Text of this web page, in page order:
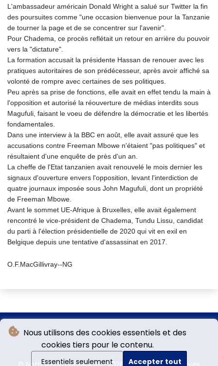
Nous utilisons des cookies essentiels et des
cookies tiers pour le contenu.
Essentiels seulement Accepter tout
L'ambassadeur américain Donald Wright a salué sur Twitter la fin
des poursuites comme "une occasion bienvenue pour la Tanzanie
de tourner la page et de se concentrer sur l'avenir".
Pour Chadema, ce procès reflétait un retour en arrière du pouvoir
vers la "dictature".
La formation accusait la présidente Hassan de renouer avec les
pratiques autoritaires de son prédécesseur, après avoir affiché sa
volonté de rompre avec certaines de ses politiques.
Peu après sa prise de fonctions, elle avait en effet tendu la main à
l'opposition et autorisé la réouverture de médias interdits sous
Magufuli, faisant le voeu de défendre la démocratie et les libertés
fondamentales.
Dans une interview à la BBC en août, elle avait assuré que les
accusations contre Freeman Mbowe n'étaient "pas politiques" et
résultaient d'une enquête de près d'un an.
La cheffe de l'Etat tanzanien avait renouvelé le mois dernier les
signaux d'ouverture envers l'opposition, levant l'interdiction de
quatre journaux imposée sous John Magufuli, dont un propriété
de Freeman Mbowe.
Avant le sommet UE-Afrique à Bruxelles, elle avait également
rencontré le vice-président de Chadema, Tundu Lissu, candidat
du parti à l'élection présidentielle de 2020 qui vit en exil en
Belgique depuis une tentative d'assassinat en 2017.
O.F.MacGillivray--NG